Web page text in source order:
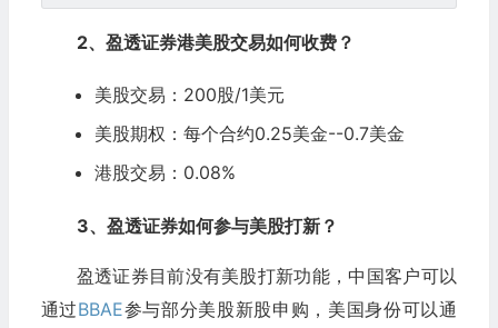
2、盈透证券港美股交易如何收费？
美股交易：200股/1美元
美股期权：每个合约0.25美金--0.7美金
港股交易：0.08%
3、盈透证券如何参与美股打新？
盈透证券目前没有美股打新功能，中国客户可以
通过BBAE参与部分美股新股申购，美国身份可以通